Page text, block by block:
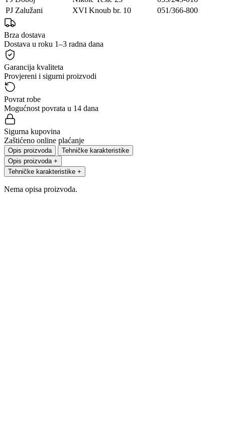
PJ Zalužani
XVI Knoub br. 10 051/366-800
Brza dostava
Dostava u roku 1–3 radna dana
Garancija kvaliteta
Provjereni i sigurni proizvodi
Povrat robe
Mogućnost povrata u 14 dana
Sigurna kupovina
Zaštićeno online plaćanje
Opis proizvoda
Tehničke karakteristike
Opis proizvoda +
Tehničke karakteristike +
Nema opisa proizvoda.